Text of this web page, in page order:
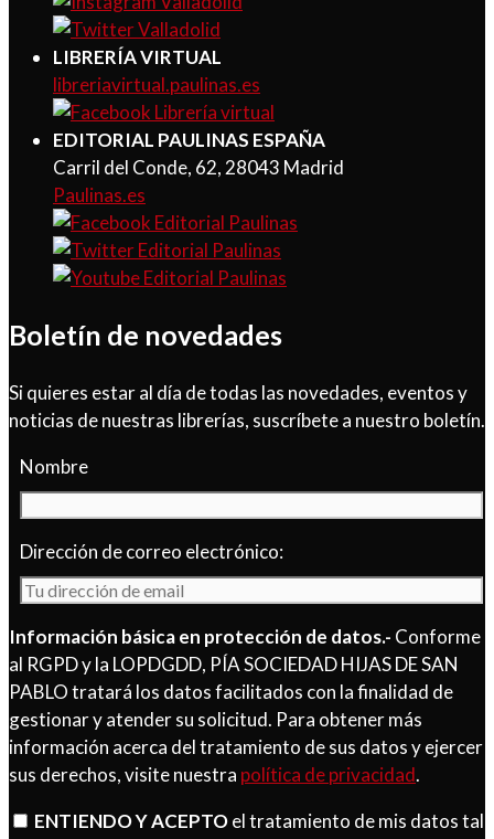
LIBRERÍA VIRTUAL
libreriavirtual.paulinas.es
EDITORIAL PAULINAS ESPAÑA
Carril del Conde, 62, 28043 Madrid
Paulinas.es
Boletín de novedades
Si quieres estar al día de todas las novedades, eventos y
noticias de nuestras librerías, suscríbete a nuestro boletín.
Nombre
Dirección de correo electrónico:
Información básica en protección de datos.- Conforme
al RGPD y la LOPDGDD, PÍA SOCIEDAD HIJAS DE SAN
PABLO tratará los datos facilitados con la finalidad de
gestionar y atender su solicitud. Para obtener más
información acerca del tratamiento de sus datos y ejercer
sus derechos, visite nuestra política de privacidad.
ENTIENDO Y ACEPTOel tratamiento de mis datos tal